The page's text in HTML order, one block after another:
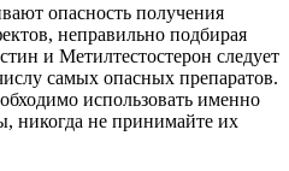
опасность получения
неправильно подбирая
и Метилтестостерон следует
самых опасных препаратов.
использовать именно
никогда не принимайте их